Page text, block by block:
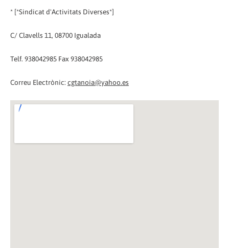
* [*Sindicat d'Activitats Diverses*]
C/ Clavells 11, 08700 Igualada
Telf. 938042985 Fax 938042985
Correu Electrònic: cgtanoia@yahoo.es